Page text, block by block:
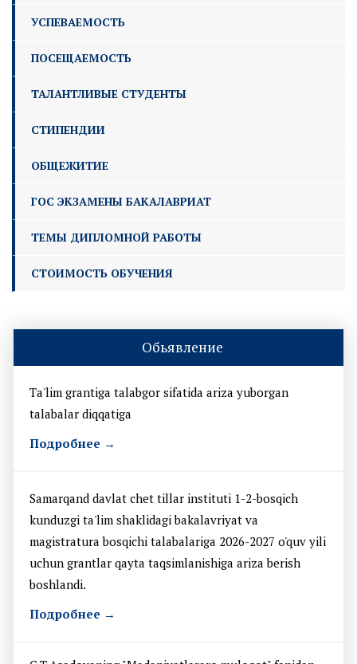
УСПЕВАЕМОСТЬ
ПОСЕЩАЕМОСТЬ
ТАЛАНТЛИВЫЕ СТУДЕНТЫ
СТИПЕНДИИ
ОБЩЕЖИТИЕ
ГОС ЭКЗАМЕНЫ БАКАЛАВРИАТ
ТЕМЫ ДИПЛОМНОЙ РАБОТЫ
СТОИМОСТЬ ОБУЧЕНИЯ
Обьявление
Ta'lim grantiga talabgor sifatida ariza yuborgan
talabalar diqqatiga
Подробнее →
Samarqand davlat chet tillar instituti 1-2-bosqich
kunduzgi ta'lim shaklidagi bakalavriyat va
magistratura bosqichi talabalariga 2026-2027 o'quv yili
uchun grantlar qayta taqsimlanishiga ariza berish
boshlandi.
Подробнее →